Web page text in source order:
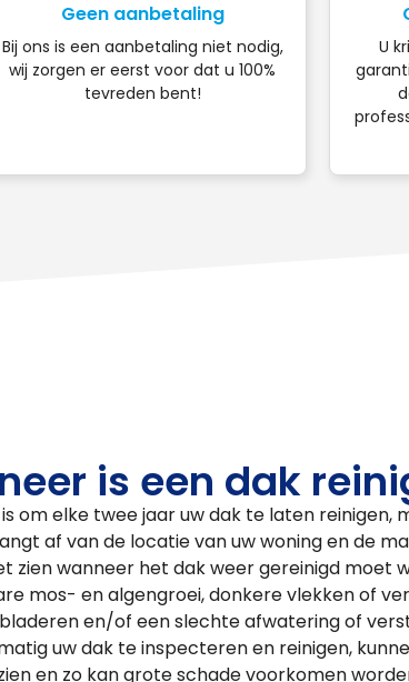
Geen aanbetaling
Bij ons is een aanbetaling niet nodig,
wij zorgen er eerst voor dat u 100%
tevreden bent!
U
is een dak
om elke twee jaar uw dak te laten reinigen,
af van de locatie van uw woning en de
zien wanneer het dak weer gereinigd moet
mos- en algengroei, donkere vlekken of
en/of een slechte afwatering of
uw dak te inspecteren en reinigen,
en zo kan grote schade voorkomen